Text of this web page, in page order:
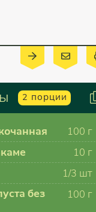
2 порции
100 г
10 г
1/3 шт
без
100 г